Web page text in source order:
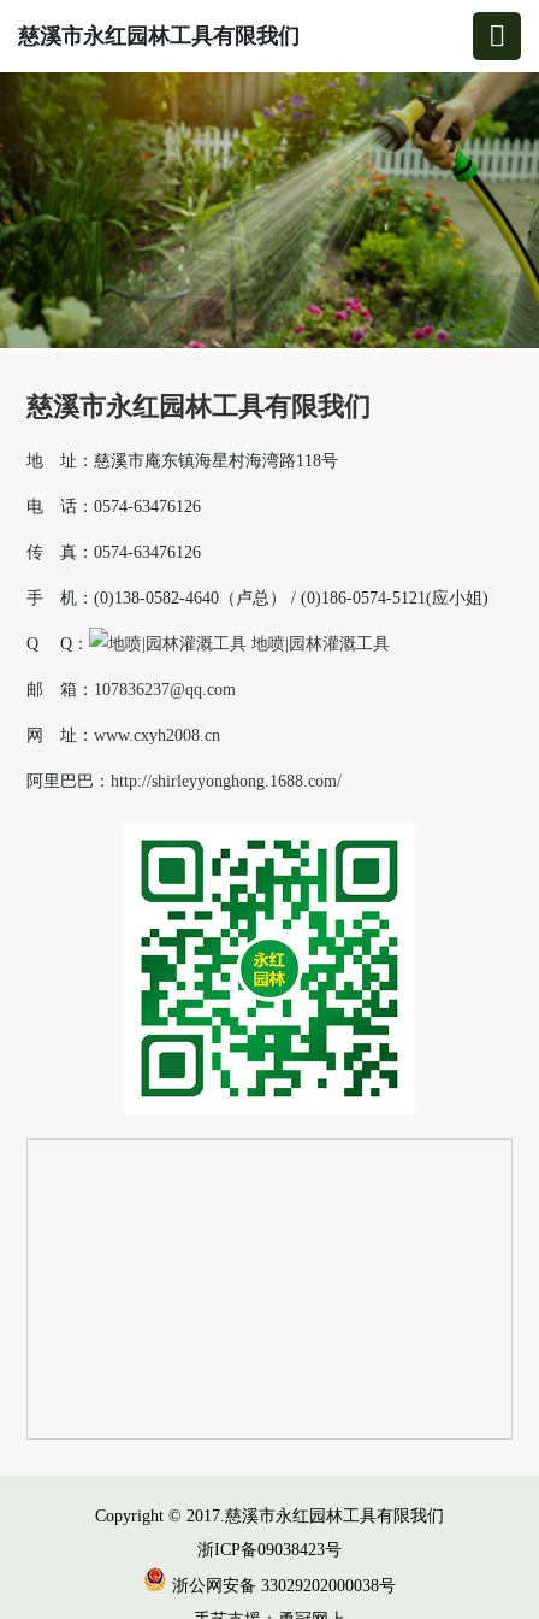
慈溪市永红园林工具有限我们
慈溪市永红园林工具有限我们
地 址：慈溪市庵东镇海星村海湾路118号
电 话：0574-63476126
传 真：0574-63476126
手 机：(0)138-0582-4640（卢总） / (0)186-0574-5121(应小姐)
Q Q：
邮 箱： 107836237@qq.com
网 址：www.cxyh2008.cn
阿里巴巴：http://shirleyyonghong.1688.com/
Copyright © 2017.慈溪市永红园林工具有限我们
浙ICP备09038423号
浙公网安备 33029202000038号